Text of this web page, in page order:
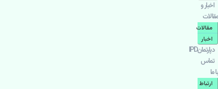
اخبار و
مقالات
مقالات
اخبار
دپارتمانIPD
تماس
با ما
ارتباط